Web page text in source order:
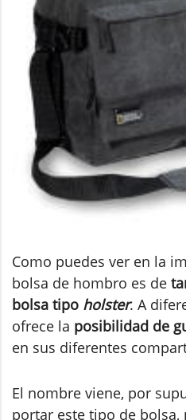
Como puedes ver en la
bolsa de hombro es de
bolsa tipo holster. A
ofrece la posibilidad de
en sus diferentes
El nombre viene, por
portar este tipo de bolsa,